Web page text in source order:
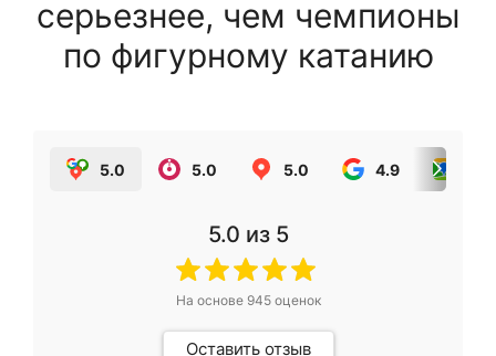
серьезнее, чем чемпионы
по фигурному катанию
5.0 5.0 5.0 4.9
5.0 из 5
На основе 945оценок
Оставить отзыв